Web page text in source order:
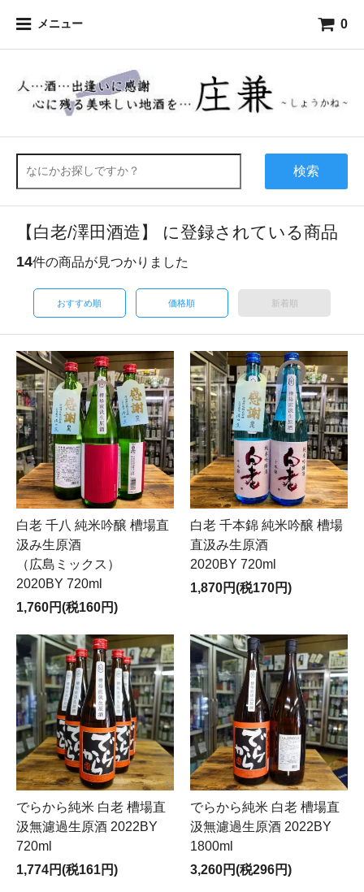
メニュー 0
検索
【白老/澤田酒造】 に登録されている商品
14件の商品が見つかりました
おすすめ順 価格順 新着順
白老 千八 純米吟醸 槽場直
汲み生原酒
（広島ミックス）
2020BY 720ml
1,760円(税160円)
白老 千本錦 純米吟醸 槽場
直汲み生原酒
2020BY 720ml
1,870円(税170円)
でらから純米 白老 槽場直
汲無濾過生原酒 2022BY
720ml
1,774円(税161円)
でらから純米 白老 槽場直
汲無濾過生原酒 2022BY
1800ml
3,260円(税296円)